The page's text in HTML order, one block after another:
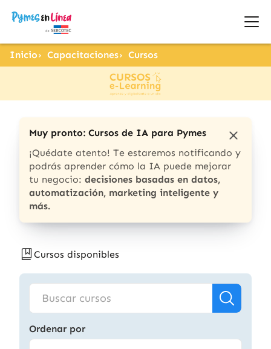
Inicio Capacitaciones Cursos
Muy pronto: Cursos de IA para Pymes
¡Quédate atento! Te estaremos notificando y
podrás aprender cómo la IA puede mejorar
tu negocio: decisiones basadas en datos,
automatización, marketing inteligente y
más.
Cursos disponibles
Ordenar por